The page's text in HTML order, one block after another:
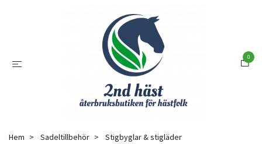
0
Hem Sadeltillbehör
Stigbyglar & stigläder